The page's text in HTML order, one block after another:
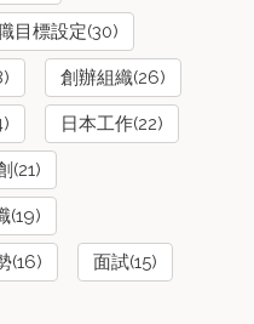
目標設定(30)
創辦組織(26)
日本工作(22)
(21)
(19)
(16) 面試(15)